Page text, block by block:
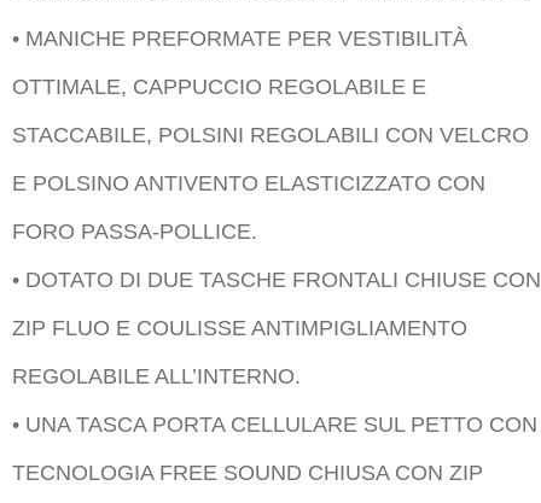
• MANICHE PREFORMATE PER VESTIBILITÀ
OTTIMALE, CAPPUCCIO REGOLABILE E
STACCABILE, POLSINI REGOLABILI CON VELCRO
E POLSINO ANTIVENTO ELASTICIZZATO CON
FORO PASSA-POLLICE.
• DOTATO DI DUE TASCHE FRONTALI CHIUSE CON
ZIP FLUO E COULISSE ANTIMPIGLIAMENTO
REGOLABILE ALL’INTERNO.
• UNA TASCA PORTA CELLULARE SUL PETTO CON
TECNOLOGIA FREE SOUND CHIUSA CON ZIP